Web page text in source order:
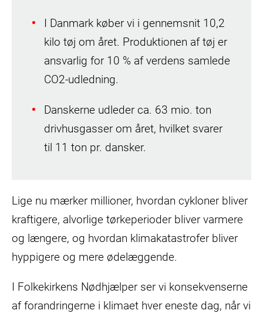
I Danmark køber vi i gennemsnit 10,2
kilo tøj om året. Produktionen af tøj er
ansvarlig for 10 % af verdens samlede
CO2-udledning.
Danskerne udleder ca. 63 mio. ton
drivhusgasser om året, hvilket svarer
til 11 ton pr. dansker.
Lige nu mærker millioner, hvordan cykloner bliver
kraftigere, alvorlige tørkeperioder bliver varmere
og længere, og hvordan klimakatastrofer bliver
hyppigere og mere ødelæggende.
I Folkekirkens Nødhjælper ser vi konsekvenserne
af forandringerne i klimaet hver eneste dag, når vi